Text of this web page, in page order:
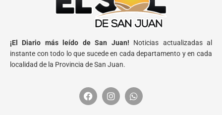
¡El Diario más leído de San Juan! Noticias actualizadas al
instante con todo lo que sucede en cada departamento y en cada
localidad de la Provincia de San Juan.